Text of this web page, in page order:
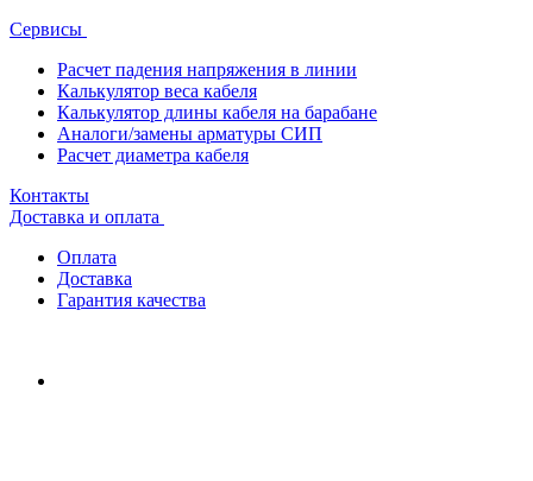
Сервисы
Расчет падения напряжения в линии
Калькулятор веса кабеля
Калькулятор длины кабеля на барабане
Аналоги/замены арматуры СИП
Расчет диаметра кабеля
Контакты
Доставка и оплата
Оплата
Доставка
Гарантия качества